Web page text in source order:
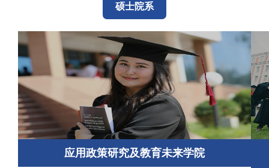
硕士院系
应用政策研究及教育未来学院